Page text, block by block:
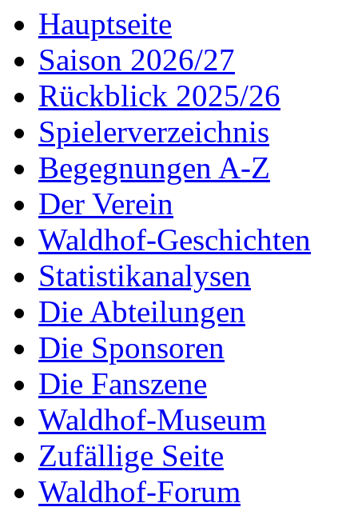
Hauptseite
Saison 2026/27
Rückblick 2025/26
Spielerverzeichnis
Begegnungen A-Z
Der Verein
Waldhof-Geschichten
Statistikanalysen
Die Abteilungen
Die Sponsoren
Die Fanszene
Waldhof-Museum
Zufällige Seite
Waldhof-Forum